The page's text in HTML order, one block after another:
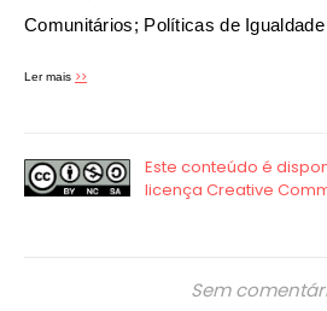
Comunitários; Políticas de
Ler mais >>
Sem